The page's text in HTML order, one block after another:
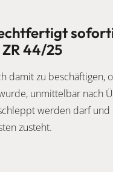
44/25
damit zu beschäftigen,
unmittelbar nach
werden darf
zusteht.